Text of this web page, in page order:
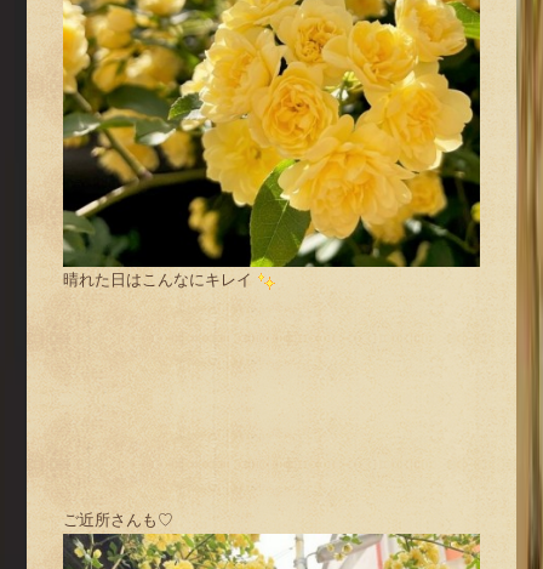
晴れた日はこんなにキレイ
ご近所さんも♡